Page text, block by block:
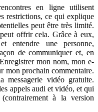
en ligne utilisent
restrictions, ce qui explique
peut être très limité.
offrir cela. Grâce à eux,
entendre une personne,
de communiquer et, en
mon nom, mon e-
mon prochain commentaire.
messagerie vidéo gratuite.
appels audi et vidéo, et qui
à la version